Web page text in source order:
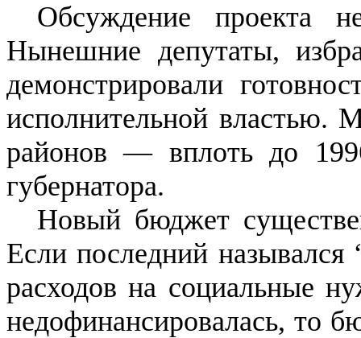
Обсуждение проекта
Нынешние депутаты,
демонстрировали
исполнительной властью.
районов — вплоть до
губернатора.
Новый бюджет
Если последний назывался
расходов на социальные
недофинансировалась, то